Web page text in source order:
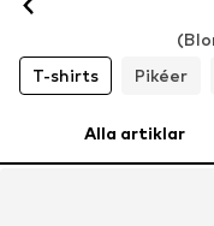
T-shirts
Pikéer
Alla artiklar